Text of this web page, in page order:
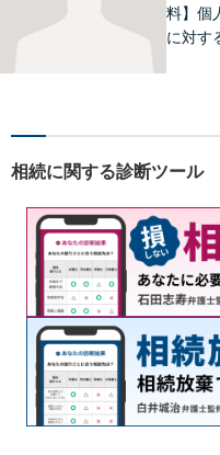
料】個
に対す
務など
お気
相続に関する診断ツール